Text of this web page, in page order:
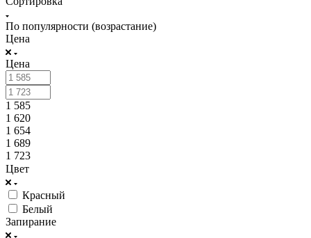
По популярности (возрастание)
Цена
Цена
1 585
1 620
1 654
1 689
1 723
Цвет
Красный
Белый
Запирание